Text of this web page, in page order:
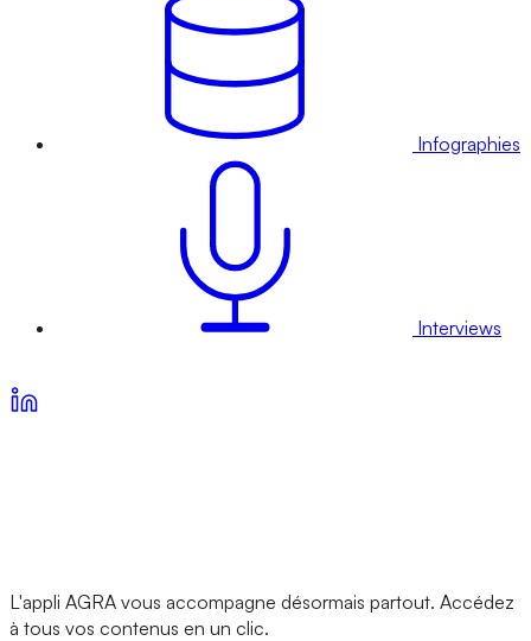
Infographies
Interviews
L'appli AGRA vous accompagne désormais partout. Accédez
à tous vos contenus en un clic.